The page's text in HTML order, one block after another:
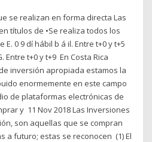
se realizan en forma directa Las
títulos de •Se realiza todos los
0 9 dí hábil b á il. Entre t+0 y t+5
t+0 y t+9 En Costa Rica
inversión apropiada estamos la
enormemente en este campo
de plataformas electrónicas de
y 11 Nov 2018 Las Inversiones
son aquellas que se compran
a futuro; estas se reconocen (1) El